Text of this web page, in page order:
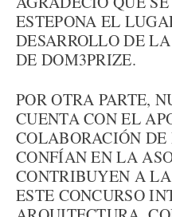
ESTEPONA EL
DESARROLLO DE
DE DOM3PRIZE.
POR OTRA PARTE,
CUENTA CON EL
COLABORACIÓN DE
CONFÍAN EN LA
CONTRIBUYEN A
ESTE CONCURSO